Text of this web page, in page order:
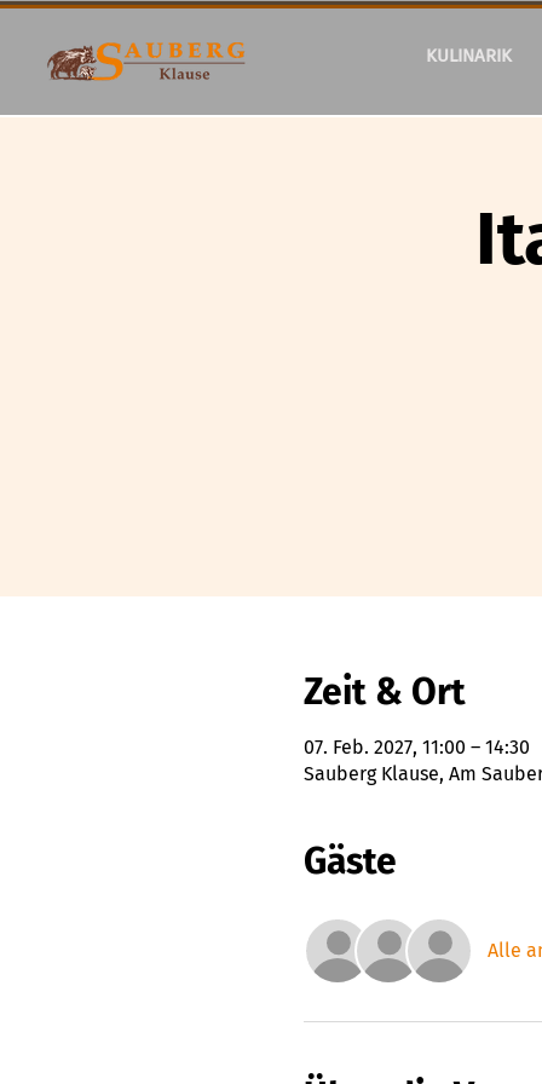
KULINARIK
Zeit & Ort
07. Feb. 2027, 11:00 – 14:30
Sauberg Klause, Am
Gäste
Alle